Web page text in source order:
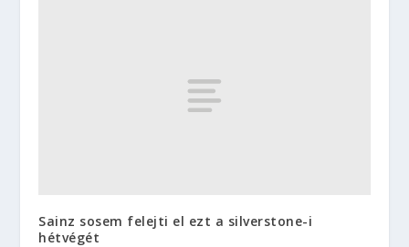
Sainz sosem felejti el ezt a silverstone-i
hétvégét